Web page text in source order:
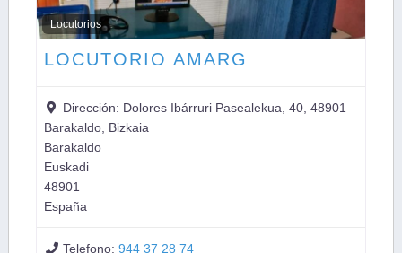
Locutorios
LOCUTORIO AMARG
Dirección: Dolores Ibárruri Pasealekua, 40, 48901
Barakaldo, Bizkaia
Barakaldo
Euskadi
48901
España
Telefono:944 37 28 74